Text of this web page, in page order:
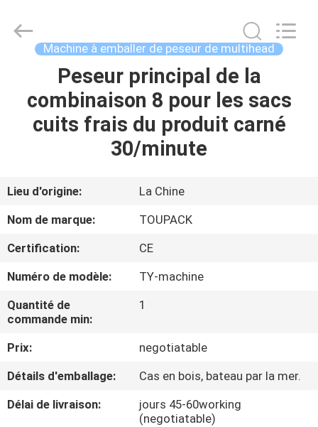
MAISON
PRODUITS
PROPOS
DE
NOUS
VISITE
D'USINE
CONTRÔLE
DE
QUALITÉ
EQUIPMENT
Machine à emballer de peseur de multihead
Peseur principal de la
combinaison 8 pour les sacs
cuits frais du produit carné
30/minute
Lieu d'origine:
La Chine
Nom de marque:
TOUPACK
Certification:
CE
Numéro de modèle:
TY-machine
Quantité de
commande min:
1
Prix:
negotiatable
Détails d'emballage:
Cas en bois, bateau par la mer.
Délai de livraison:
jours 45-60working
(negotiatable)